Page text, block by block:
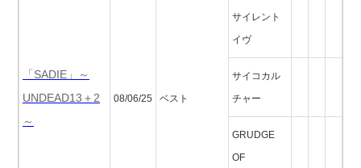
「SADIE」～
UNDEAD13＋2
～
08/06/25 ベスト
サイレント
イヴ
サイコカル
チャー
GRUDGE
OF